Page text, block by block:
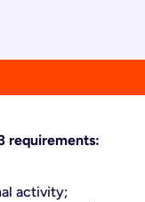
requirements:
activity;